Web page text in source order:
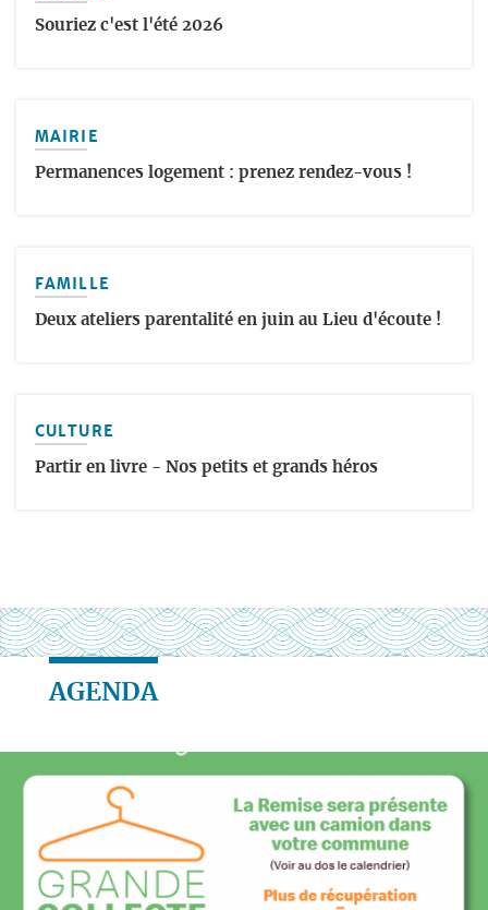
Souriez c'est l'été 2026
MAIRIE
Permanences logement : prenez rendez-vous !
FAMILLE
Deux ateliers parentalité en juin au Lieu d'écoute !
CULTURE
Partir en livre - Nos petits et grands héros
AGENDA